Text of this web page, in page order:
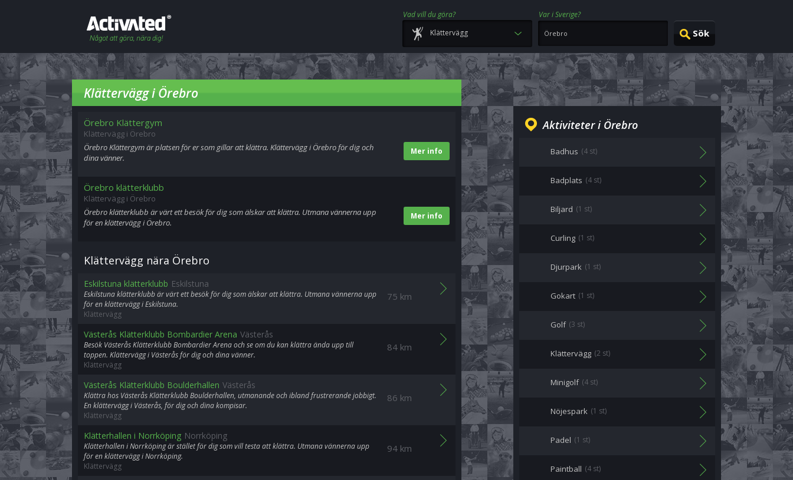
Vad vill du göra?
Var i Sverige?
Klättervägg
Klättervägg i Örebro
Örebro Klättergym
Klättervägg i Örebro
Mer info
Örebro Klättergym är platsen för er som gillar att klättra. Klättervägg i Örebro för dig och
dina vänner.
Örebro klätterklubb
Klättervägg i Örebro
Mer info
Örebro klätterklubb är värt ett besök för dig som älskar att klättra. Utmana vännerna upp
för en klättervägg i Örebro.
Klättervägg nära Örebro
75 km
Eskilstuna klätterklubb Eskilstuna
Eskilstuna klätterklubb är värt ett besök för dig som älskar att klättra. Utmana vännerna upp
för en klättervägg i Eskilstuna.
Klättervägg
84 km
Västerås Klätterklubb Bombardier Arena Västerås
Besök Västerås Klätterklubb Bombardier Arena och se om du kan klättra ända upp till
toppen. Klättervägg i Västerås för dig och dina vänner.
Klättervägg
86 km
Västerås Klätterklubb Boulderhallen Västerås
Klättra hos Västerås Klätterklubb Boulderhallen, utmanande och ibland frustrerande jobbigt.
En klättervägg i Västerås, för dig och dina kompisar.
Klättervägg
94 km
Klätterhallen i Norrköping Norrköping
Klätterhallen i Norrköping är stället för dig som vill testa att klättra. Utmana vännerna upp
för en klättervägg i Norrköping.
Klättervägg
Aktiviteter i Örebro
Badhus (4 st)
Badplats (4 st)
Biljard (1 st)
Curling (1 st)
Djurpark (1 st)
Gokart (1 st)
Golf (3 st)
Klättervägg (2 st)
Minigolf (4 st)
Nöjespark (1 st)
Padel (1 st)
Paintball (4 st)